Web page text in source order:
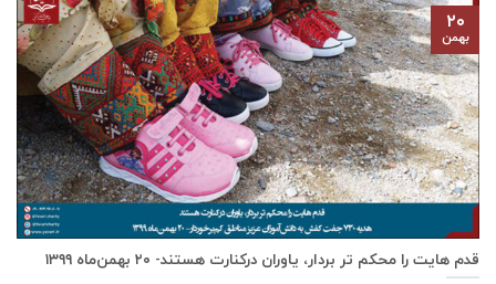
قدم هایت را محکم تر بردار، یاوران درکنارت هستند- ۲۰ بهمن‌ماه ۱۳۹۹
۲۰
بهمن